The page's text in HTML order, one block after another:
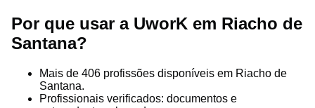
Por que usar a UworK em Riacho de
Santana?
Mais de 406 profissões disponíveis em Riacho de
Santana.
Profissionais verificados: documentos e